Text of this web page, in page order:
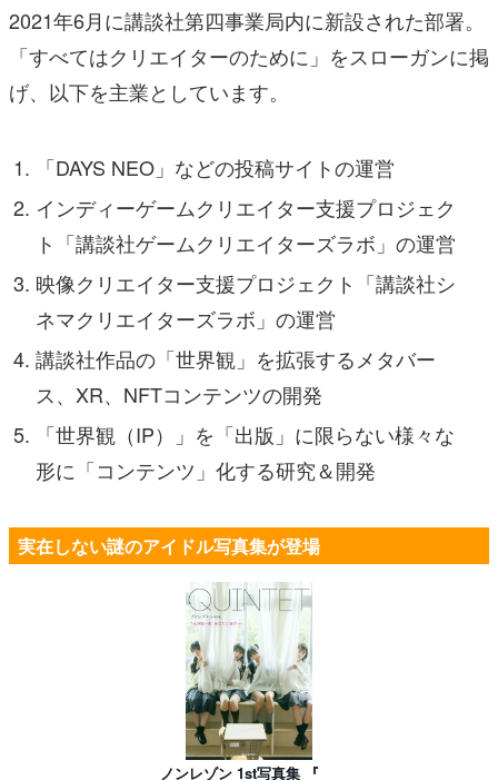
2021年6月に講談社第四事業局内に新設された部署。
「すべてはクリエイターのために」をスローガンに掲
げ、以下を主業としています。
「DAYS NEO」などの投稿サイトの運営
インディーゲームクリエイター支援プロジェク
ト「講談社ゲームクリエイターズラボ」の運営
映像クリエイター支援プロジェクト「講談社シ
ネマクリエイターズラボ」の運営
講談社作品の「世界観」を拡張するメタバー
ス、XR、NFTコンテンツの開発
「世界観（IP）」を「出版」に限らない様々な
形に「コンテンツ」化する研究＆開発
実在しない謎のアイドル写真集が登場
ノンレゾン 1st写真集 『